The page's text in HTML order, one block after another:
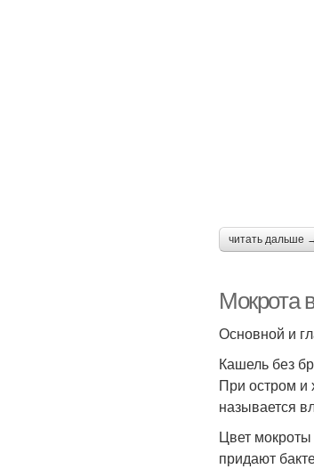
читать дальше
Мокрота
Основной и
Кашель без
При остром и
называется
Цвет мокроты
придают